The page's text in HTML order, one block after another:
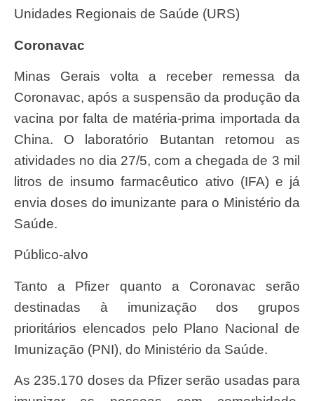
Unidades Regionais de Saúde (URS)
Coronavac
Minas Gerais volta a receber remessa da
Coronavac, após a suspensão da produção da
vacina por falta de matéria-prima importada da
China. O laboratório Butantan retomou as
atividades no dia 27/5, com a chegada de 3 mil
litros de insumo farmacêutico ativo (IFA) e já
envia doses do imunizante para o Ministério da
Saúde.
Público-alvo
Tanto a Pfizer quanto a Coronavac serão
destinadas à imunização dos grupos
prioritários elencados pelo Plano Nacional de
Imunização (PNI), do Ministério da Saúde.
As 235.170 doses da Pfizer serão usadas para